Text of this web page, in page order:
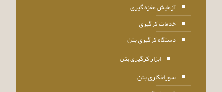
آزمایش مغزه گیری
خدمات کرگیری
دستگاه کرگیری بتن
ابزار کرگیری بتن
سوراخکاری بتن